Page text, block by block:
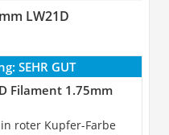
LW21D
SEHR GUT
Filament 1.75mm
roter Kupfer-Farbe